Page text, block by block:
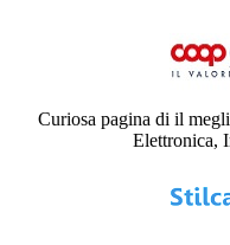
Curiosa pagina di il
Elettronica,